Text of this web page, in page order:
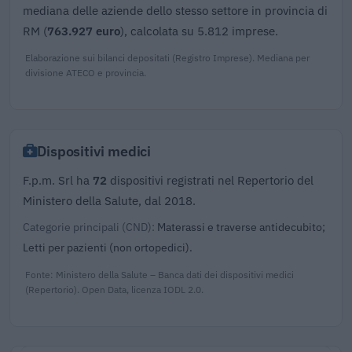
mediana delle aziende dello stesso settore in provincia di
RM (763.927 euro), calcolata su 5.812 imprese.
Elaborazione sui bilanci depositati (Registro Imprese). Mediana per
divisione ATECO e provincia.
Dispositivi medici
F.p.m. Srl ha 72 dispositivi registrati nel Repertorio del
Ministero della Salute, dal 2018.
Categorie principali (CND): Materassi e traverse antidecubito;
Letti per pazienti (non ortopedici).
Fonte: Ministero della Salute – Banca dati dei dispositivi medici
(Repertorio). Open Data, licenza IODL 2.0.